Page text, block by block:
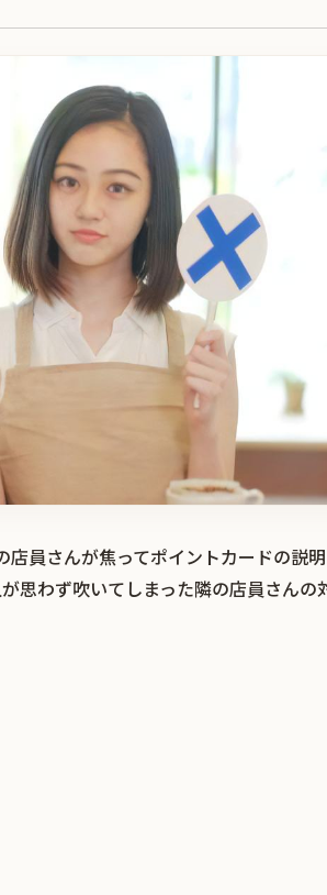
員さんが焦ってポイントカードの説
思わず吹いてしまった隣の店員さんの